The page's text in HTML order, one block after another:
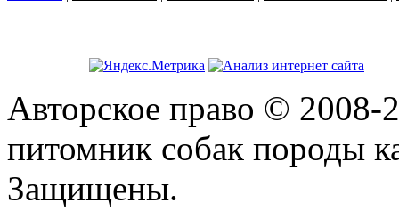
Авторское право ©
питомник собак породы
Защищены.